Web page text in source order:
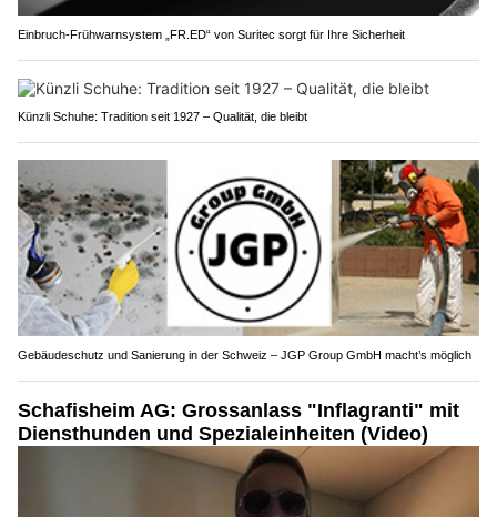
Einbruch-Frühwarnsystem „FR.ED“ von Suritec sorgt für Ihre Sicherheit
Künzli Schuhe: Tradition seit 1927 – Qualität, die bleibt
Gebäudeschutz und Sanierung in der Schweiz – JGP Group GmbH macht’s möglich
Schafisheim AG: Grossanlass "Inflagranti" mit
Diensthunden und Spezialeinheiten (Video)